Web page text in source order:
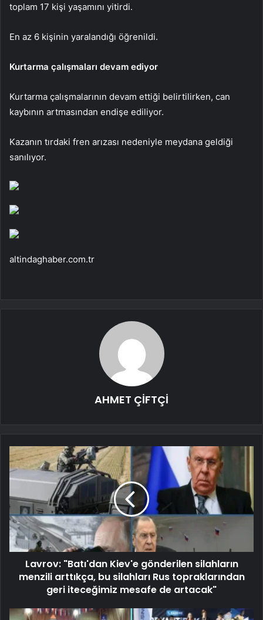
toplam 17 kişi yaşamını yitirdi.
En az 6 kişinin yaralandığı öğrenildi.
Kurtarma çalışmaları devam ediyor
Kurtarma çalışmalarının devam ettiği belirtilirken, can
kaybının artmasından endişe ediliyor.
Kazanın tırdaki fren arızası nedeniyle meydana geldiği
sanılıyor.
altindaghaber.com.tr
AHMET ÇİFTÇİ
Lavrov: "Batı'dan Kiev'e gönderilen silahların
menzili arttıkça, bu silahları Rus topraklarından
geri iteceğimiz mesafe de artacak"